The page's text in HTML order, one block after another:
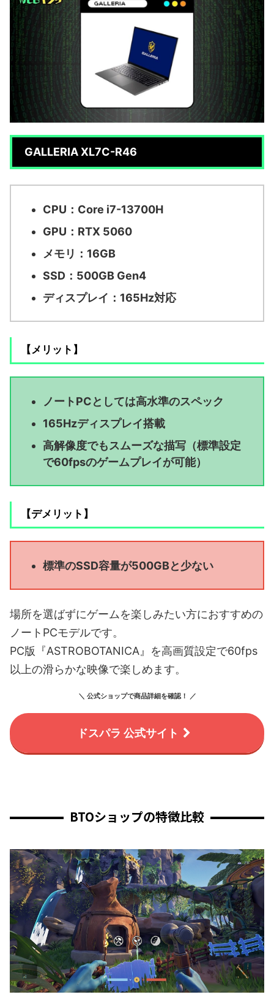
GALLERIA XL7C-R46
CPU：Core i7-13700H
GPU：RTX 5060
メモリ：16GB
SSD：500GB Gen4
ディスプレイ：165Hz対応
【メリット】
ノートPCとしては高水準のスペック
165Hzディスプレイ搭載
高解像度でもスムーズな描写（標準設定
で60fpsのゲームプレイが可能）
【デメリット】
標準のSSD容量が500GBと少ない
場所を選ばずにゲームを楽しみたい方におすすめの
ノートPCモデルです。
PC版『ASTROBOTANICA』を高画質設定で60fps
以上の滑らかな映像で楽しめます。
＼ 公式ショップで商品詳細を確認！ ／
ドスパラ 公式サイト
BTOショップの特徴比較